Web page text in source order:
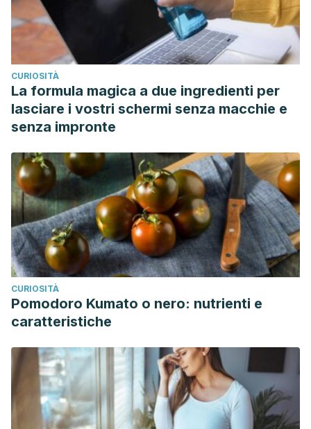
CURIOSITÀ
La formula magica a due ingredienti per
lasciare i vostri schermi senza macchie e
senza impronte
CURIOSITÀ
Pomodoro Kumato o nero: nutrienti e
caratteristiche